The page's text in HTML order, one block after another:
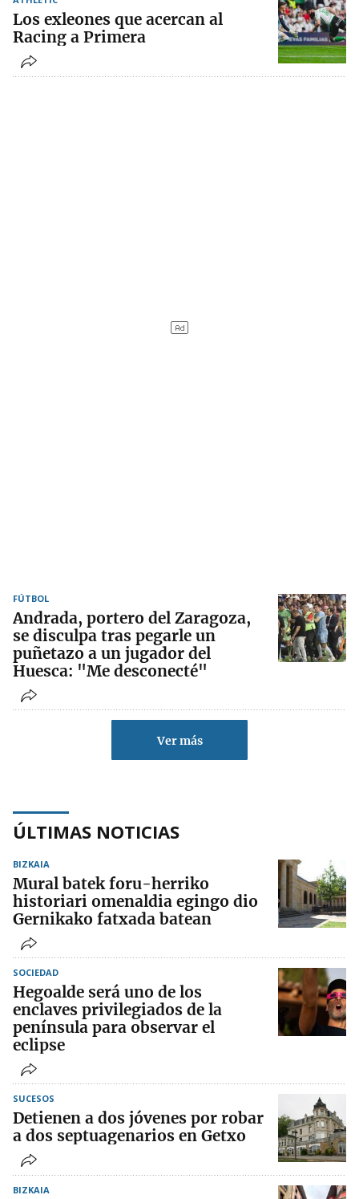
Los exleones que acercan al
Racing a Primera
FÚTBOL
Andrada, portero del Zaragoza,
se disculpa tras pegarle un
puñetazo a un jugador del
Huesca: "Me desconecté"
Ver más
ÚLTIMAS NOTICIAS
BIZKAIA
Mural batek foru-herriko
historiari omenaldia egingo dio
Gernikako fatxada batean
SOCIEDAD
Hegoalde será uno de los
enclaves privilegiados de la
península para observar el
eclipse
SUCESOS
Detienen a dos jóvenes por robar
a dos septuagenarios en Getxo
BIZKAIA